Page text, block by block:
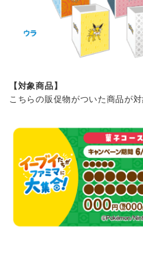
【対象商品】
こちらの販促物がついた商品が対